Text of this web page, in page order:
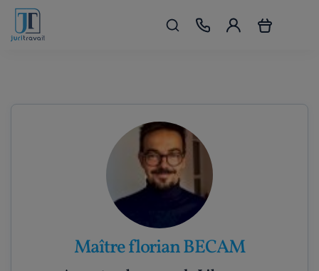
Maître florian BECAM